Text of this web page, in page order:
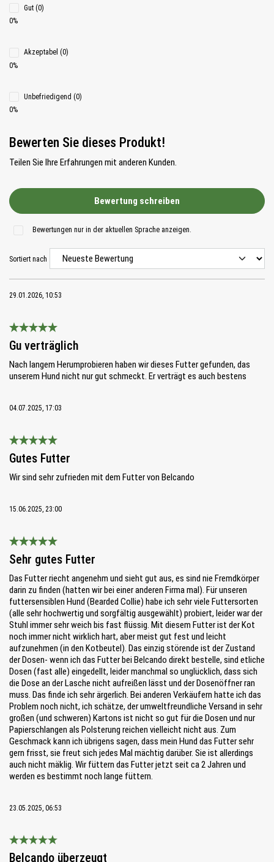
Gut (0)
0%
Akzeptabel (0)
0%
Unbefriedigend (0)
0%
Bewerten Sie dieses Produkt!
Teilen Sie Ihre Erfahrungen mit anderen Kunden.
Bewertung schreiben
Bewertungen nur in der aktuellen Sprache anzeigen.
Sortiert nach
29.01.2026, 10:53
Bewertung mit 5 von 5 Sternen
Gu verträglich
Nach langem Herumprobieren haben wir dieses Futter gefunden, das
unserem Hund nicht nur gut schmeckt. Er verträgt es auch bestens
04.07.2025, 17:03
Bewertung mit 5 von 5 Sternen
Gutes Futter
Wir sind sehr zufrieden mit dem Futter von Belcando
15.06.2025, 23:00
Sehr gutes Futter
Das Futter riecht angenehm und sieht gut aus, es sind nie Fremdkörper
darin zu finden (hatten wir bei einer anderen Firma mal). Für unseren
futtersensiblen Hund (Bearded Collie) habe ich sehr viele Futtersorten
(alle sehr hochwertig und sorgfältig ausgewählt) probiert, leider war der
Stuhl immer sehr weich bis fast flüssig. Mit diesem Futter ist der Kot
noch immer nicht wirklich hart, aber meist gut fest und leicht
aufzunehmen (in den Kotbeutel). Das einzig störende ist der Zustand
der Dosen- wenn ich das Futter bei Belcando direkt bestelle, sind etliche
Dosen (fast alle) eingedellt, leider manchmal so unglücklich, dass sich
die Dose an der Lasche nicht aufreißen lässt und der Dosenöffner ran
muss. Das finde ich sehr ärgerlich. Bei anderen Verkäufern hatte ich das
Problem noch nicht, ich schätze, der umweltfreundliche Versand in sehr
großen (und schweren) Kartons ist nicht so gut für die Dosen und nur
Papierschlangen als Polsterung reichen vielleicht nicht aus. Zum
Geschmack kann ich übrigens sagen, dass mein Hund das Futter sehr
gern frisst, sie freut sich jedes Mal mächtig darüber. Sie ist allerdings
auch nicht mäklig. Wir füttern das Futter jetzt seit ca 2 Jahren und
werden es bestimmt noch lange füttern.
23.05.2025, 06:53
Bewertung mit 5 von 5 Sternen
Belcando überzeugt